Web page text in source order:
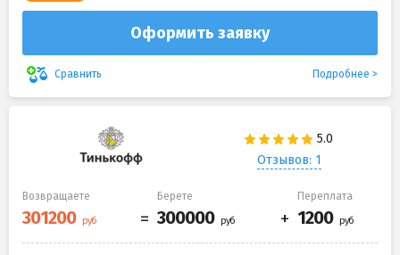
Оформить заявку
Сравнить Подробнее
Отзывов: 1
Возвращаете Берете Переплата